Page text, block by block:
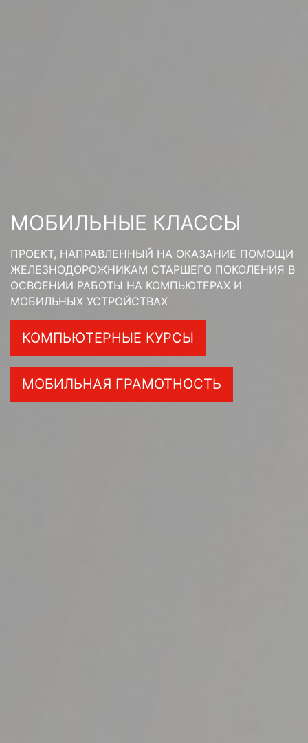
МОБИЛЬНЫЕ КЛАССЫ
ПРОЕКТ, НАПРАВЛЕННЫЙ НА ОКАЗАНИЕ ПОМОЩИ
ЖЕЛЕЗНОДОРОЖНИКАМ СТАРШЕГО ПОКОЛЕНИЯ В
ОСВОЕНИИ РАБОТЫ НА КОМПЬЮТЕРАХ И
МОБИЛЬНЫХ УСТРОЙСТВАХ
КОМПЬЮТЕРНЫЕ КУРСЫ
МОБИЛЬНАЯ ГРАМОТНОСТЬ